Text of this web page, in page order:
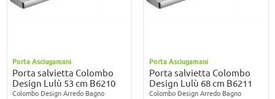
Porta Asciugamani
Porta salvietta Colombo
Design Lulù 53 cm B6210
Colombo Design Arredo Bagno
Porta Asciugamani
Porta salvietta Colombo
Design Lulù 68 cm B6211
Colombo Design Arredo Bagno